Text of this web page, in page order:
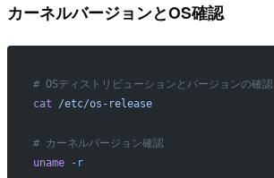
カーネルバージョンとOS確認
# OSディストリビューションとバージョンの確認
cat /etc/os-release
# カーネルバージョン確認
uname -r